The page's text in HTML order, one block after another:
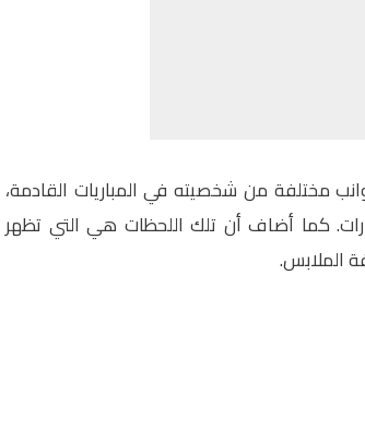
مختلفة من شخصيته في المباريات القادمة،
كما أضاف أن تلك اللحظات هي التي تظهر
الملابس.